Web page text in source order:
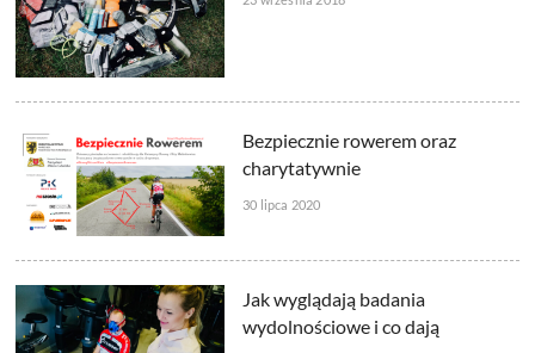
Bezpiecznie rowerem oraz
charytatywnie
30 lipca 2020
Jak wyglądają badania
wydolnościowe i co dają